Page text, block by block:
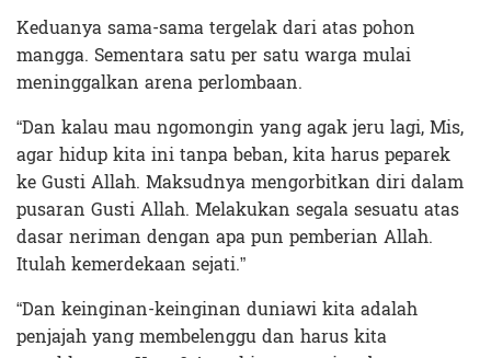
Keduanya sama-sama tergelak dari atas pohon
mangga. Sementara satu per satu warga mulai
meninggalkan arena perlombaan.
“Dan kalau mau ngomongin yang agak jeru lagi, Mis,
agar hidup kita ini tanpa beban, kita harus peparek
ke Gusti Allah. Maksudnya mengorbitkan diri dalam
pusaran Gusti Allah. Melakukan segala sesuatu atas
dasar neriman dengan apa pun pemberian Allah.
Itulah kemerdekaan sejati.”
“Dan keinginan-keinginan duniawi kita adalah
penjajah yang membelenggu dan harus kita